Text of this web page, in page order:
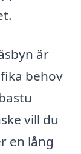
är
behov
vill du
en lång